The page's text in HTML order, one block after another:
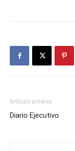
Artículo anterior
Diario Ejecutivo